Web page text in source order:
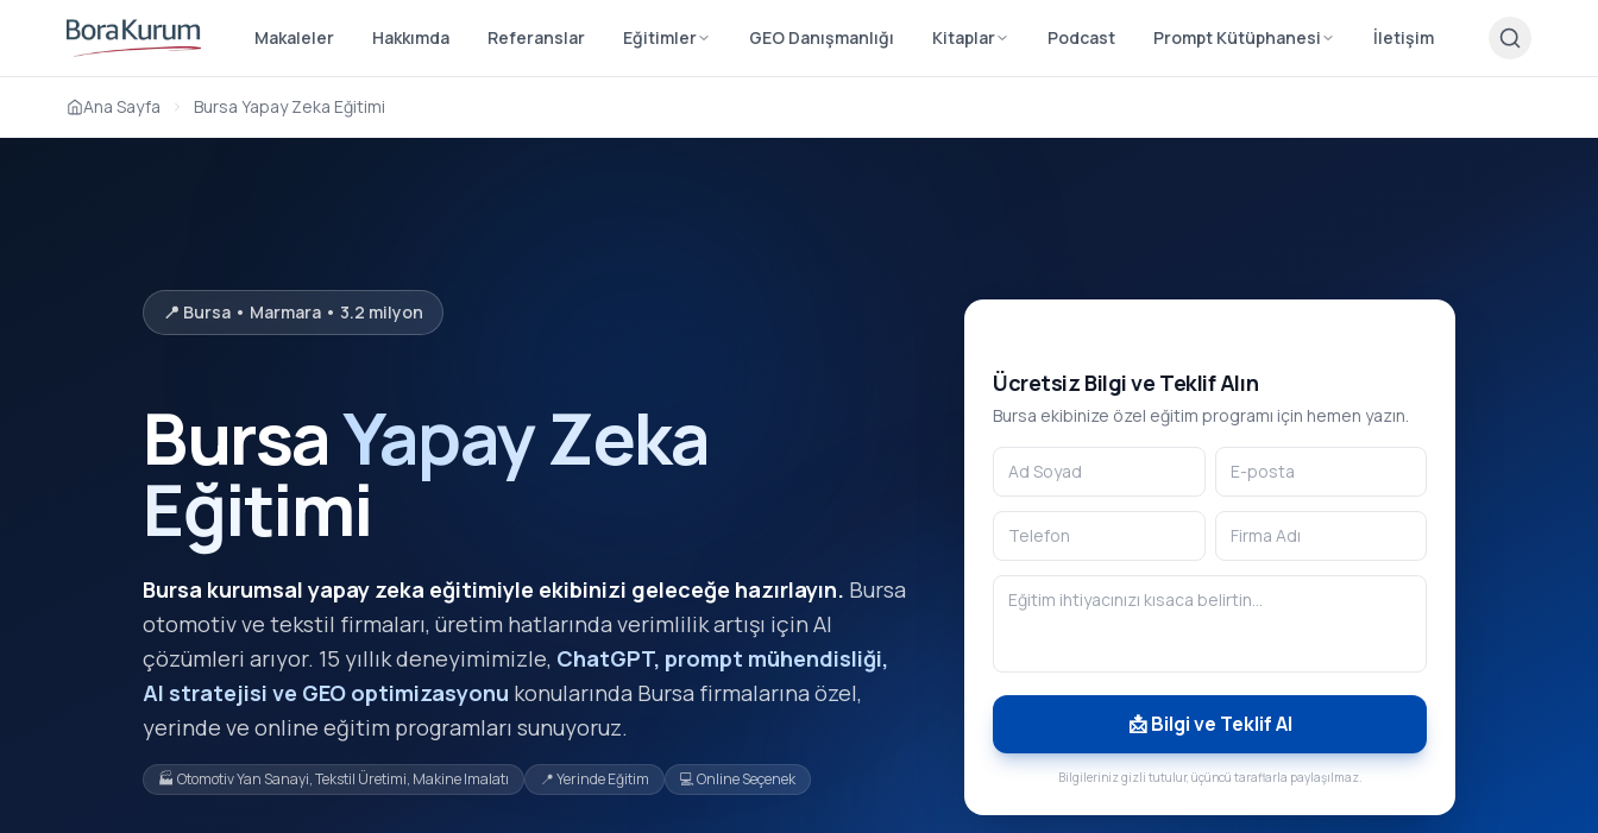
Makaleler Hakkımda Referanslar Eğitimler GEO Danışmanlığı Kitaplar Podcast Prompt Kütüphanesi İletişim
Ana Sayfa Bursa Yapay Zeka Eğitimi
📍 Bursa • Marmara • 3.2 milyon
BursaYapay Zeka
Eğitimi
Bursa kurumsal yapay zeka eğitimiyle ekibinizi geleceğe hazırlayın. Bursa
otomotiv ve tekstil firmaları, üretim hatlarında verimlilik artışı için AI
çözümleri arıyor. 15 yıllık deneyimimizle, ChatGPT, prompt mühendisliği,
AI stratejisi ve GEO optimizasyonu konularında Bursa firmalarına özel,
yerinde ve online eğitim programları sunuyoruz.
🏭 Otomotiv Yan Sanayi, Tekstil Üretimi, Makine Imalatı 📍 Yerinde Eğitim 💻 Online Seçenek
Ücretsiz Bilgi ve Teklif Alın
Bursa ekibinize özel eğitim programı için hemen yazın.
📩 Bilgi ve Teklif Al
Bilgileriniz gizli tutulur, üçüncü taraflarla paylaşılmaz.